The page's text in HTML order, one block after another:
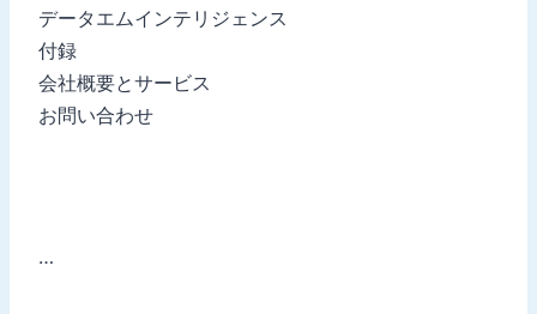
データエムインテリジェンス
付録
会社概要とサービス
お問い合わせ
…